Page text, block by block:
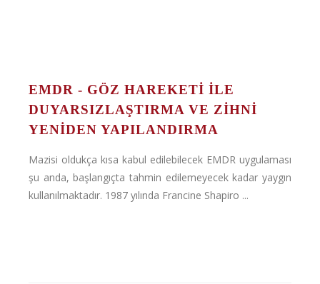
EMDR - GÖZ HAREKETI İLE
DUYARSIZLAŞTIRMA VE ZIHNI
YENIDEN YAPILANDIRMA
Mazisi oldukça kısa kabul edilebilecek EMDR uygulaması
şu anda, başlangıçta tahmin edilemeyecek kadar yaygın
kullanılmaktadır. 1987 yılında Francine Shapiro ...